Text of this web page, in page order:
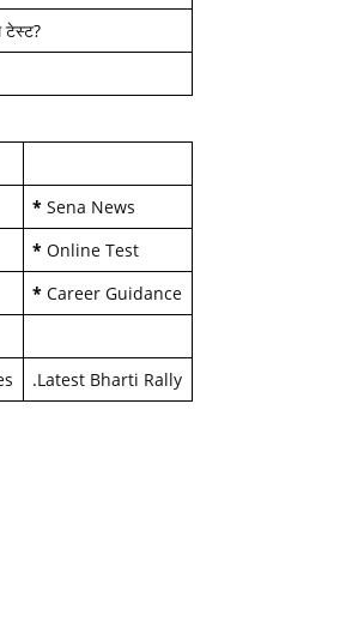
टेस्ट?
* Sena News
* Online Test
* Career Guidance
.Latest Bharti Rally